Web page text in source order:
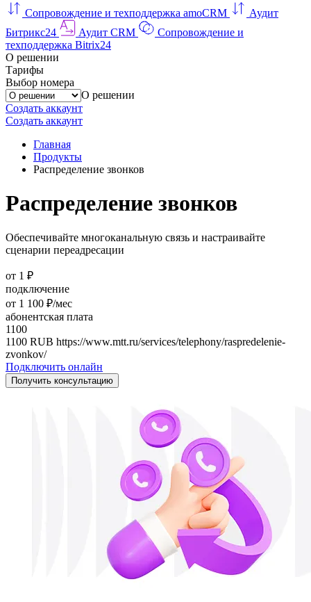
Сопровождение и техподдержка amoCRM
Аудит
Битрикс24
Аудит CRM
Сопровождение и
техподдержка Bitrix24
О решении
Тарифы
Выбор номера
О решении
Создать аккаунт
Создать аккаунт
Главная
Продукты
Распределение звонков
Распределение звонков
Обеспечивайте многоканальную связь и настраивайте
сценарии переадресации
от 1 ₽
подключение
от 1 100 ₽/мес
абонентская плата
1100
1100 RUB https://www.mtt.ru/services/telephony/raspredelenie-
zvonkov/
Подключить онлайн
Получить консультацию